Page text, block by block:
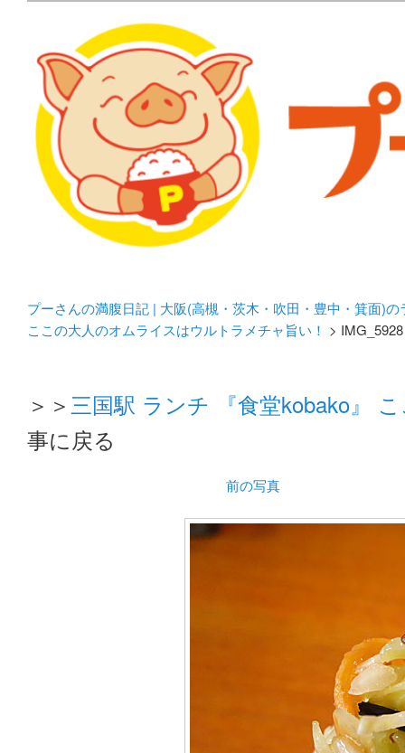
プーさんの満腹日記 |
豊中・箕面)のランチ＆
化してます。
プーさんの満腹日記 | 大阪(高槻・茨木・吹田・豊中・箕面)
ここの大人のオムライスはウルトラメチャ旨い！ > IMG_5928
＞＞ 三国駅 ランチ 『食堂kobako』
事に戻る
前の写真